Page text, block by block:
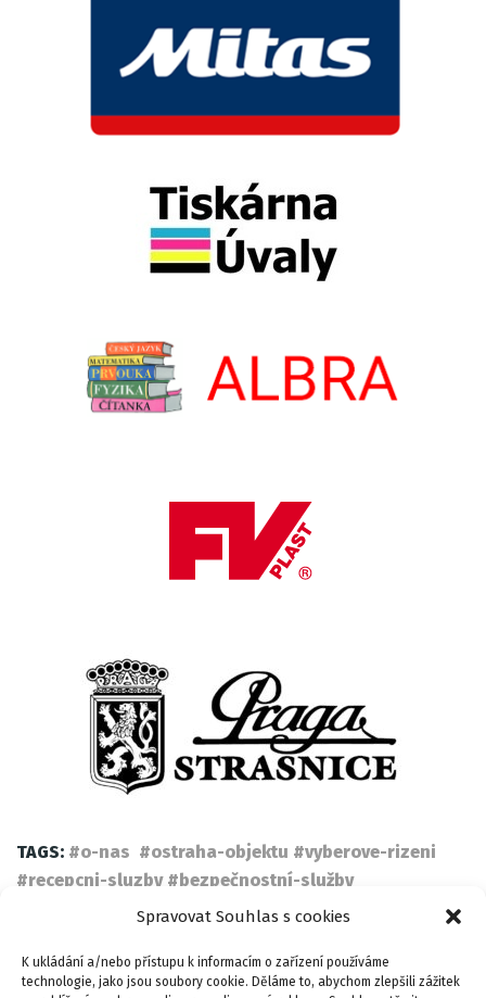
Spravovat Souhlas s cookies
K ukládání a/nebo přístupu k informacím o zařízení používáme
technologie, jako jsou soubory cookie. Děláme to, abychom zlepšili zážitek
TAGS: #o-nas #ostraha-objektu #vyberove-rizeni
#recepcni-sluzby #bezpečnostní-služby
#bezpečnostní-služba